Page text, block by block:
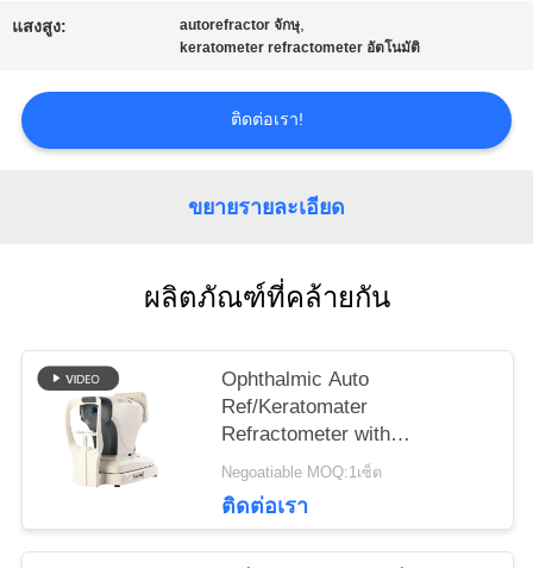
เสนอ
ราคา
PRIVACY
POLICY
แสงสูง: autorefractor จักษุ,
keratometer refractometer อัตโนมัติ
ติดต่อเรา!
ขยายรายละเอียด
ผลิตภัณฑ์ที่คล้ายกัน
Ophthalmic Auto
Ref/Keratomater
Refractometer with
Keratometer HD จอสัมผัส
ขนาดจุ GR(K)8930XD แบรนด์
Keshilong
Negoatiable MOQ:1เซ็ต
ติดต่อเรา